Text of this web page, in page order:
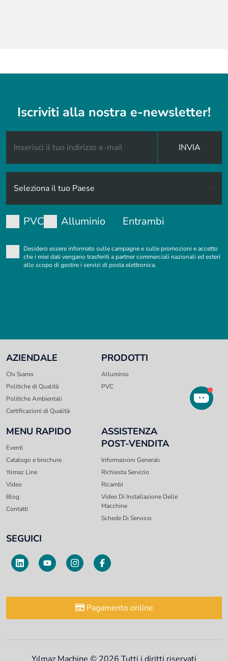
Iscriviti alla nostra e-newsletter!
INVIA
PVC Alluminio Entrambi
Desidero essere informato sulle campagne e sulle promozioni e accetto
che i miei dati vengano trasferiti a partner commerciali nazionali ed esteri
allo scopo di gestire i servizi di posta elettronica.
AZIENDALE
Chı Sıamo
Politiche di Qualità
Politiche Ambientali
Certificazioni di Qualità
PRODOTTI
Alluminio
PVC
MENU RAPIDO
Eventi
Catalogo e brochure
Yılmaz Line
Video
Blog
Contatti
ASSISTENZA
POST-VENDITA
Informazıonı Generalı
Richiesta Servizio
Ricambi
Video Di Installazione Delle
Macchine
Schede Dı Servızıo
SEGUICI
Pagamento online